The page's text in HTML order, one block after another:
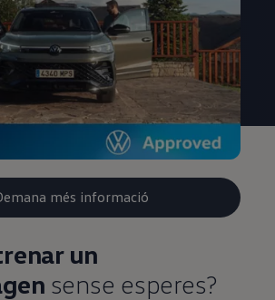
més informació
un
sense esperes?